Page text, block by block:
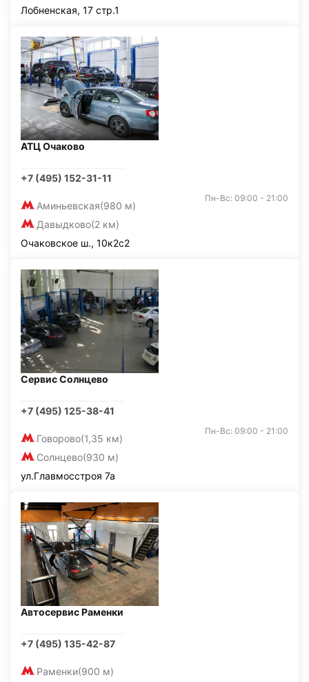
Лобненская, 17 стр.1
АТЦ Очаково
+7 (495) 152-31-11
Аминьевская(980 м)
Давыдково(2 км)
Пн-Вс: 09:00 - 21:00
Очаковское ш., 10к2с2
Сервис Солнцево
+7 (495) 125-38-41
Говорово(1,35 км)
Солнцево(930 м)
Пн-Вс: 09:00 - 21:00
ул.Главмосстроя 7а
Автосервис Раменки
+7 (495) 135-42-87
Раменки(900 м)